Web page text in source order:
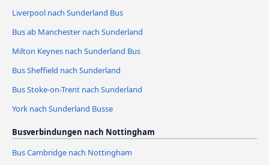
Liverpool nach Sunderland Bus
Bus ab Manchester nach Sunderland
Milton Keynes nach Sunderland Bus
Bus Sheffield nach Sunderland
Bus Stoke-on-Trent nach Sunderland
York nach Sunderland Busse
Busverbindungen nach Nottingham
Bus Cambridge nach Nottingham